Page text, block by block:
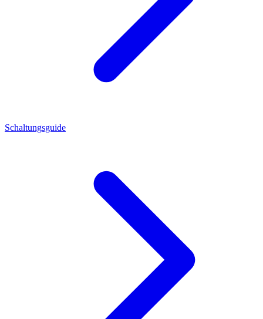
Schaltungsguide